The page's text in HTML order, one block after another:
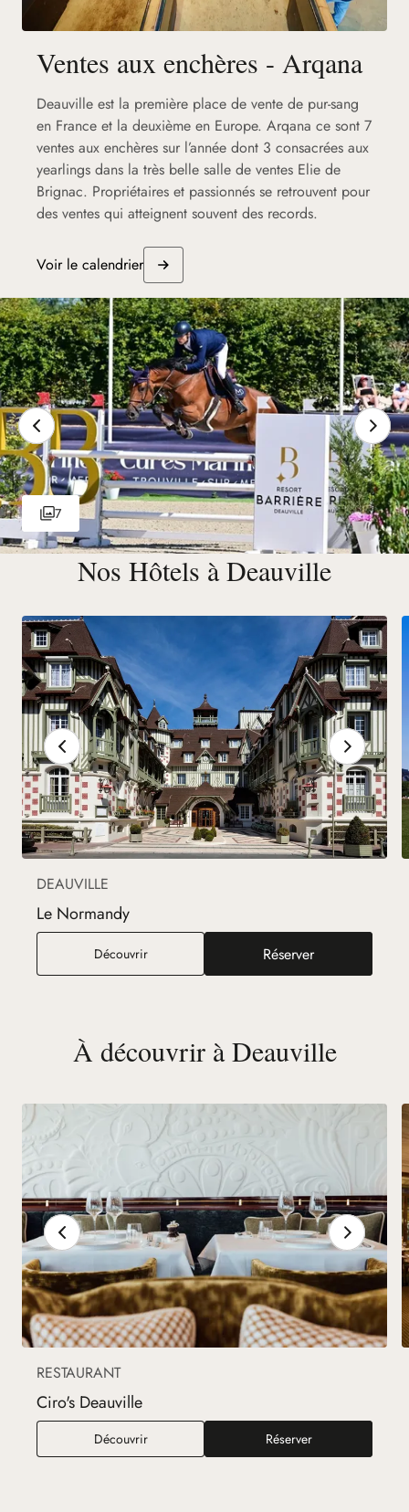
Ventes aux enchères - Arqana
Deauville est la première place de vente de pur-sang
en France et la deuxième en Europe. Arqana ce sont 7
ventes aux enchères sur l’année dont 3 consacrées aux
yearlings dans la très belle salle de ventes Elie de
Brignac. Propriétaires et passionnés se retrouvent pour
des ventes qui atteignent souvent des records.
Voir le calendrier
7
Nos Hôtels à Deauville
DEAUVILLE
Le Normandy
DécouvrirLe Normandy
Réserver
(nouvel onglet)
À découvrir à Deauville
RESTAURANT
Ciro's Deauville
DécouvrirCiro's Deauville Réserver